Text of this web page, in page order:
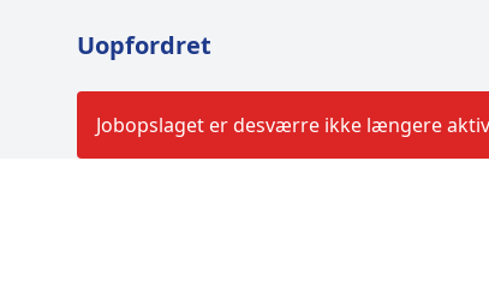
Uopfordret
Jobopslaget er desværre ikke længere